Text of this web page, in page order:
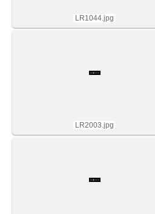
LR1044.jpg
LR2003.jpg